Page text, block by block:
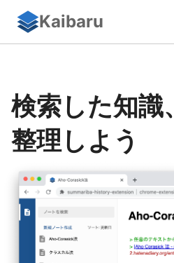
Kaibaru
検索した知識、
整理しよう